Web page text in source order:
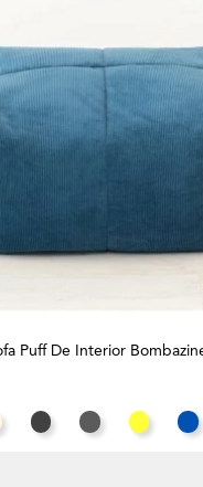
Puff De Interior
Branco Creme
Preto CinzentoAmarelo